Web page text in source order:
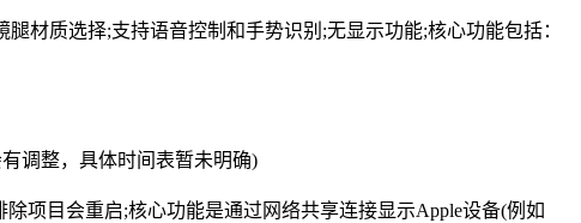
材质选择;支持语音控制和手势识别;无显示功能;核心功能包括：
调整，具体时间表暂未明确)
项目会重启;核心功能是通过网络共享连接显示Apple设备(例如